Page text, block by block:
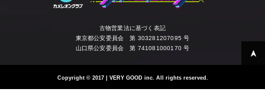
古物営業法に基づく表記
東京都公安委員会 第 303281207095 号
山口県公安委員会 第 741081000170 号
Copyright ©2017 | VERY GOOD inc. All rights reserved.